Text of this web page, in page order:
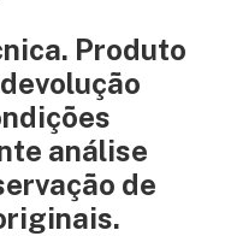
Produto
análise
de